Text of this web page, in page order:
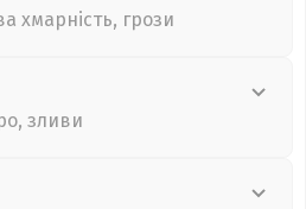
хмарність, грози
зливи